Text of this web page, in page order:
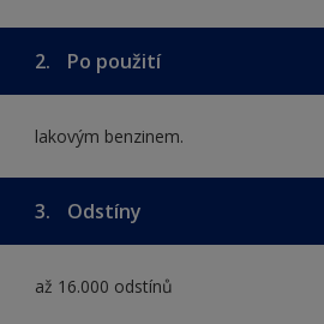
2. Po použití
lakovým benzinem.
3. Odstíny
až 16.000 odstínů